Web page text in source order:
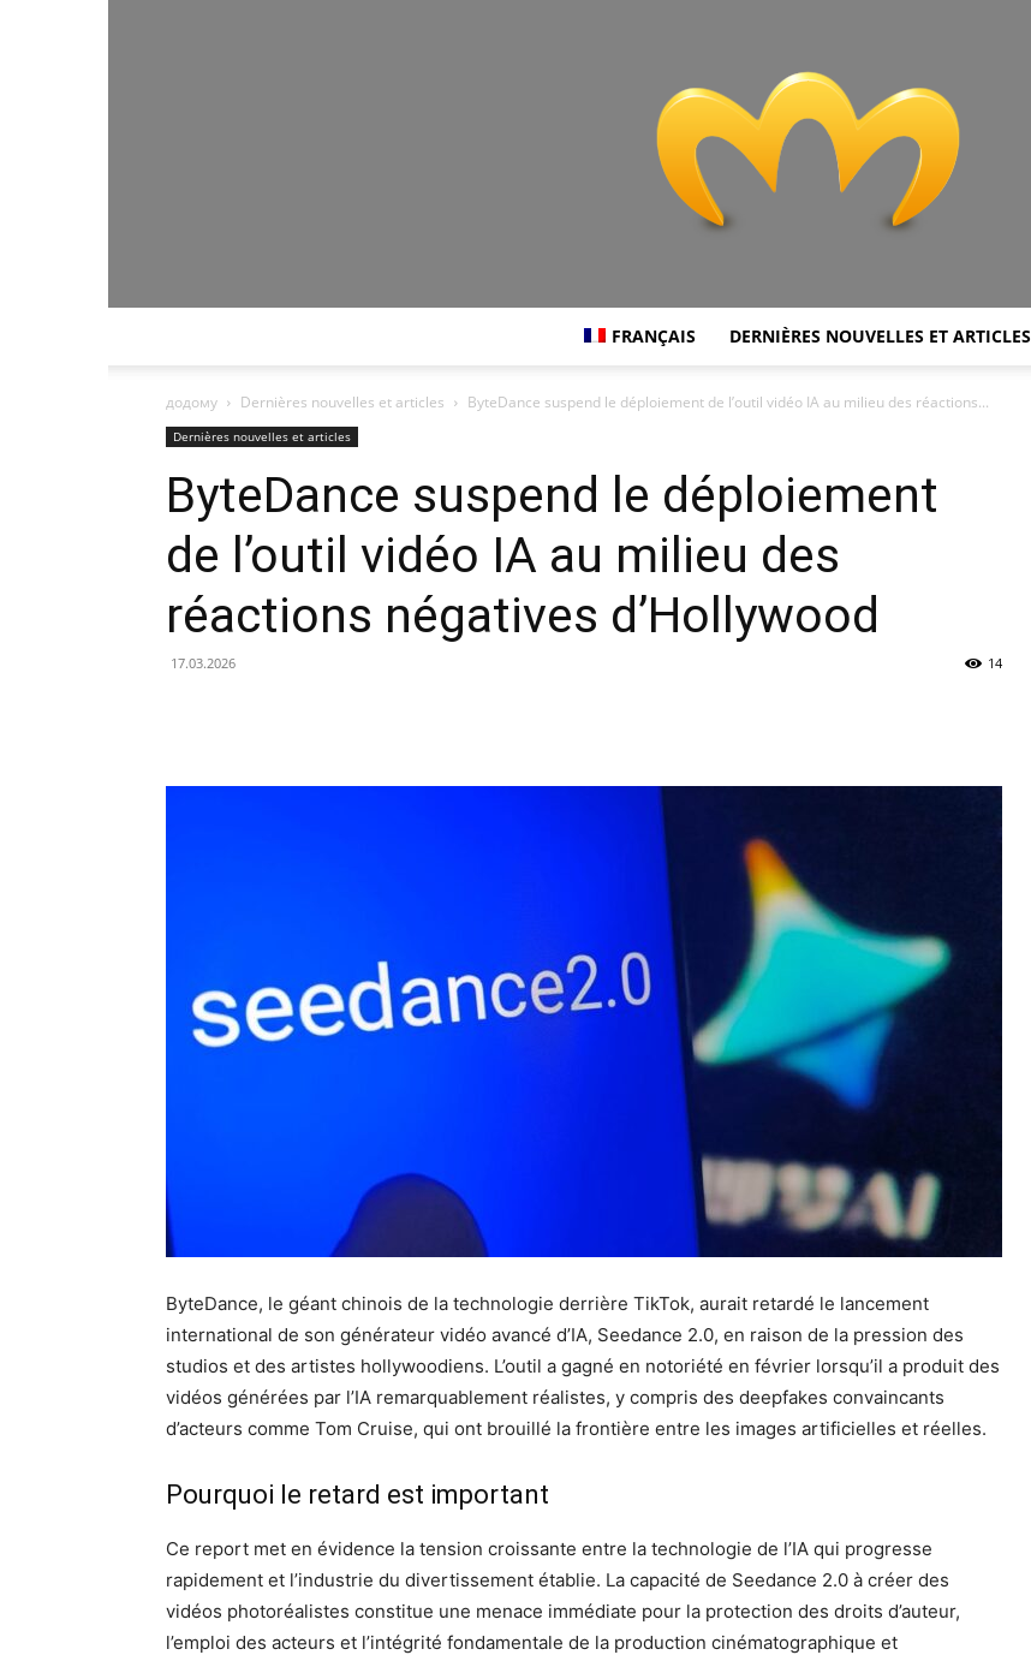
FRANÇAIS DERNIÈRES NOUVELLES ET ARTICLES
додому Dernières nouvelles et articles ByteDance suspend le déploiement de l’outil vidéo IA au milieu des réactions...
Dernières nouvelles et articles
ByteDance suspend le déploiement
de l’outil vidéo IA au milieu des
réactions négatives d’Hollywood
17.03.2026 14
ByteDance, le géant chinois de la technologie derrière TikTok, aurait retardé le lancement
international de son générateur vidéo avancé d’IA, Seedance 2.0, en raison de la pression des
studios et des artistes hollywoodiens. L’outil a gagné en notoriété en février lorsqu’il a produit des
vidéos générées par l’IA remarquablement réalistes, y compris des deepfakes convaincants
d’acteurs comme Tom Cruise, qui ont brouillé la frontière entre les images artificielles et réelles.
Pourquoi le retard est important
Ce report met en évidence la tension croissante entre la technologie de l’IA qui progresse
rapidement et l’industrie du divertissement établie. La capacité de Seedance 2.0 à créer des
vidéos photoréalistes constitue une menace immédiate pour la protection des droits d’auteur,
l’emploi des acteurs et l’intégrité fondamentale de la production cinématographique et